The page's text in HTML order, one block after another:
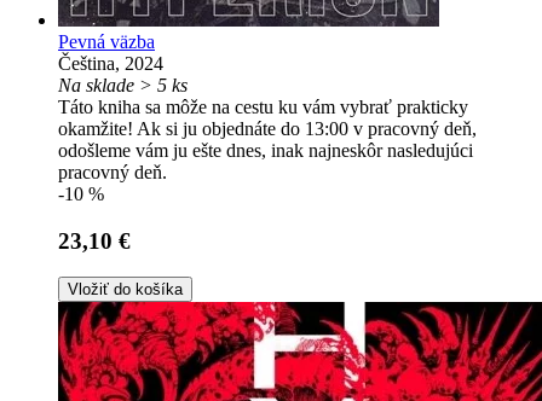
Pevná väzba
Čeština, 2024
Na sklade > 5 ks
Táto kniha sa môže na cestu ku vám vybrať prakticky
okamžite! Ak si ju objednáte do 13:00 v pracovný deň,
odošleme vám ju ešte dnes, inak najneskôr nasledujúci
pracovný deň.
-10 %
23,10 €
Vložiť do košíka